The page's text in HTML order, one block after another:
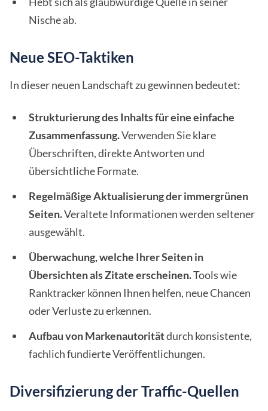
Nische ab.
Neue SEO-Taktiken
In dieser neuen Landschaft zu gewinnen bedeutet:
Strukturierung des Inhalts für eine einfache
Zusammenfassung.Verwenden Sie klare
Überschriften, direkte Antworten und
übersichtliche Formate.
Regelmäßige Aktualisierung der immergrünen
Seiten.Veraltete Informationen werden seltener
ausgewählt.
Überwachung, welche Ihrer Seiten in
Übersichten als Zitate erscheinen.Tools wie
Ranktracker können Ihnen helfen, neue Chancen
oder Verluste zu erkennen.
Aufbau von Markenautoritätdurch konsistente,
fachlich fundierte Veröffentlichungen.
Diversifizierung der Traffic-Quellen